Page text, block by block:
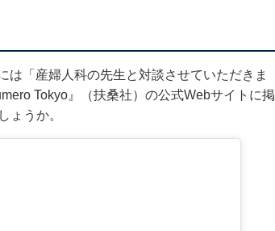
は「産婦人科の先生と対談させていただきま
Tokyo』（扶桑社）の公式Webサイトに掲
ょうか。